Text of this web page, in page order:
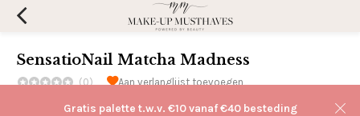
Gratis palette t.w.v. €10 vanaf €40 besteding
SensatioNail Matcha Madness
(0) Aan verlanglijst toevoegen